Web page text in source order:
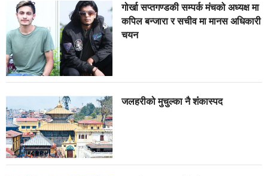
गोर्खा सप्तगण्डकी सम्पर्क मंचको अध्यक्ष मा
कपिल बन्जारा र सचीव मा मानस अधिकारी
चयन
जलहरीको मुचुल्का नै शंंकास्पद